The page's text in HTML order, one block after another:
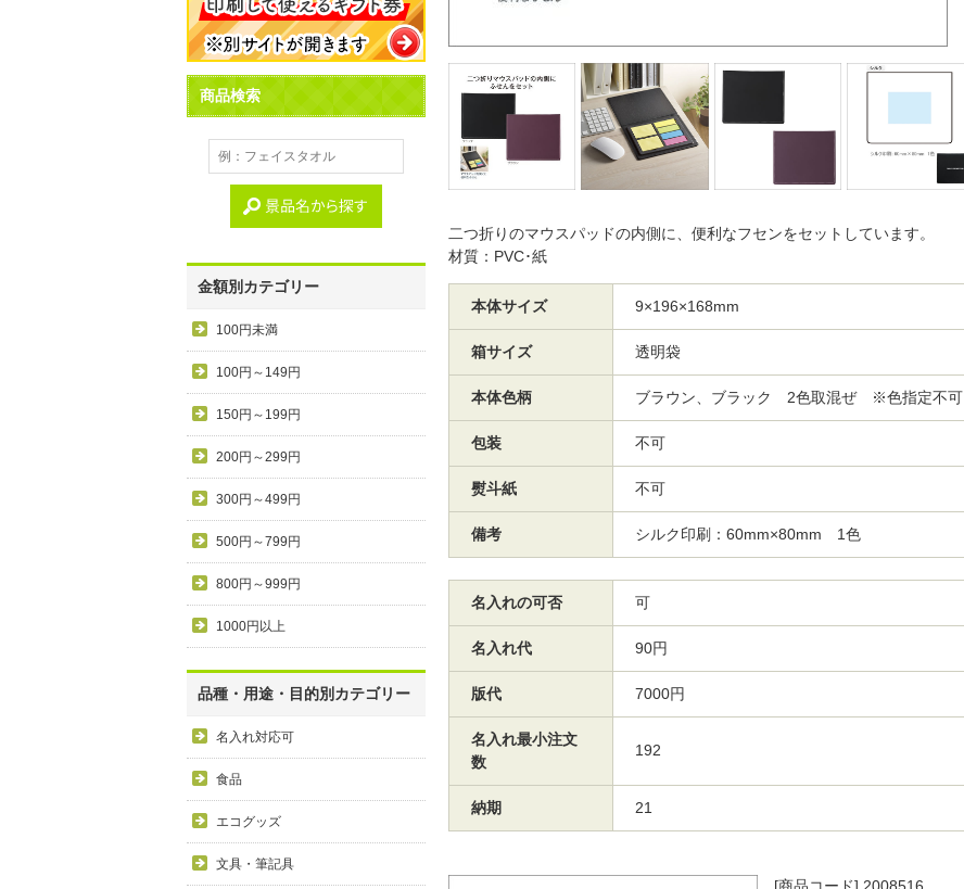
商品検索
金額別カテゴリー
100円未満
100円～149円
150円～199円
200円～299円
300円～499円
500円～799円
800円～999円
1000円以上
品種・用途・目的別カテゴリー
名入れ対応可
食品
エコグッズ
文具・筆記具
二つ折りのマウスパッドの内側に、便利なフセンをセットしています。
材質：PVC･紙
本体サイズ 9×196×168mm
箱サイズ 透明袋
本体色柄 ブラウン、ブラック 2色取混ぜ ※色指定不可
包装 不可
熨斗紙 不可
備考 シルク印刷：60mm×80mm 1色
名入れの可否 可
名入れ代 90円
版代 7000円
名入れ最小注文
数
192
納期 21